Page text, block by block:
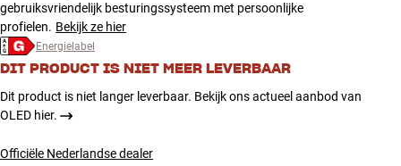
Winkels
Klantenservice
Inloggen
Klantenservice
Bouw met geluid
gebruiksvriendelijk besturingssysteem met persoonlijke
profielen. Bekijk ze hier
Energielabel
DIT PRODUCT IS NIET MEER LEVERBAAR
Dit product is niet langer leverbaar. Bekijk ons actueel aanbod van
OLED hier.
Officiële Nederlandse dealer